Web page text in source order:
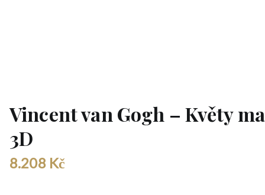
Vincent van Gogh – Květy
3D
8.208 Kč